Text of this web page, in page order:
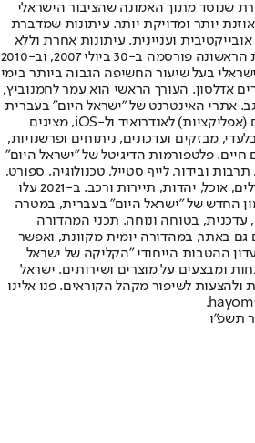
שנוסד מתוך האמונה שהציבור הישראלי
יותר ומדויקת יותר. עיתונות שמדברת
ועניינית. עיתונות אחרת וללא
תשלום. המהדורה המודפסת הראשונה פורסמה ב-30 ביולי 2007, וב-2010
בעל שיעור החשיפה הגבוה ביותר בימי
אדלסון. העורך הראשי הוא עמר לחמנוביץ,
אתרי האינטרנט של "ישראל היום" בעברית
ובאנגלית, כמו כן היישומונים (אפליקציות) לאנדרואיד ול-iOS, מציגים
מבזקים ועדכונים, ניתוחים ופרשנויות,
חיים. פלטפורמות הדיגיטל של "ישראל היום"
ובידור, לייף סטייל, טכנולוגיה, ספורט,
כלכלה וצרכנות, בריאות, חיילים, אוכל, יהדות, תיירות ורכב. ב-2021 עלו
החדש של "ישראל היום" בעברית, במטרה
עדכנית, בטוחה ונוחה. תכני המהדורה
גם באתר, במהדורה יומית מקוונת, ואפשר
ההטבות הייחודי "הקליקה של ישראל
ומבצעים על מוצרים ושירותים. ישראל
ולהצעות לשיפור מקהל הקוראים. פנו אלינו
תשפ"ו